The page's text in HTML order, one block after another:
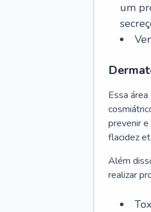
um
Essa
prevenir
flacidez
Além
realizar